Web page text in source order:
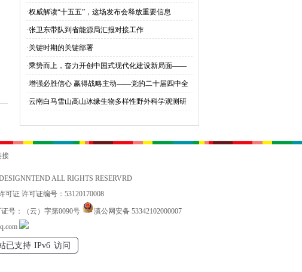
育桃李
·权威解读“十五五”，这场发布会释放重要信息
·张卫东带队到省能源局汇报对接工作
·关键时期的关键部署
·乘势而上，奋力开创中国式现代化建设新局面——
与会同志谈贯彻落实党的二十届四中全会精神
·增强必胜信心 赢得战略主动——党的二十届四中全
会锚定中国式现代化发展新目标
·云南白马雪山高山冰缘生物多样性野外科学观测研